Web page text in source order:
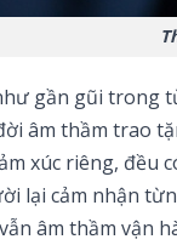
gần gũi trong
âm thầm trao
xúc riêng, đều
lại cảm nhận
âm thầm